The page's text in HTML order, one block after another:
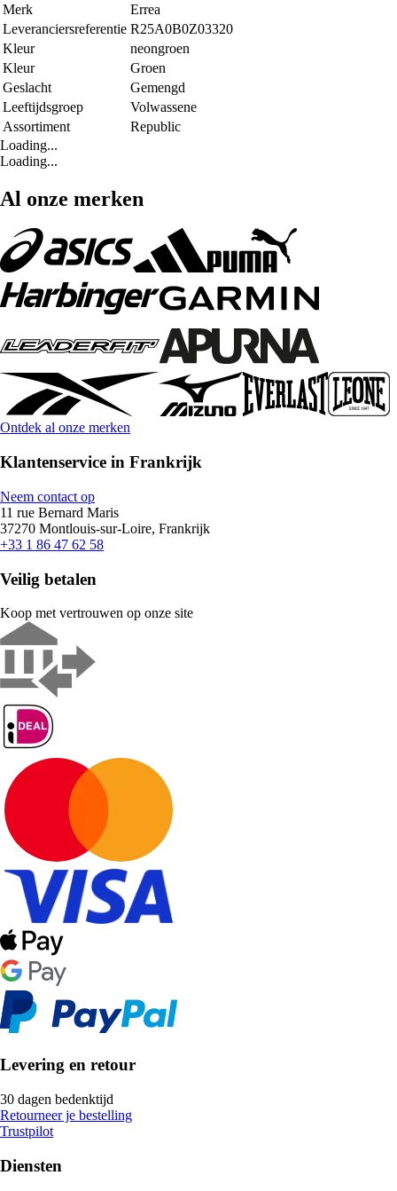
Merk
Errea
Leveranciersreferentie R25A0B0Z03320
Kleur
neongroen
Kleur
Groen
Geslacht
Gemengd
Leeftijdsgroep
Volwassene
Assortiment
Republic
Loading...
Loading...
Al onze merken
Ontdek al onze merken
Klantenservice in Frankrijk
Neem contact op
11 rue Bernard Maris
37270 Montlouis-sur-Loire, Frankrijk
+33 1 86 47 62 58
Veilig betalen
Koop met vertrouwen op onze site
Levering en retour
30 dagen bedenktijd
Retourneer je bestelling
Trustpilot
Diensten